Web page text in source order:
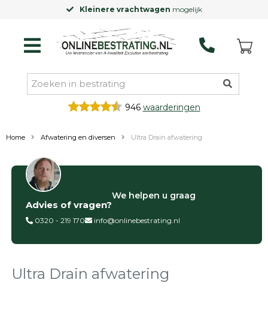
Kleinere vrachtwagen mogelijk
946 waarderingen
Home Afwatering en diversen Ultra Drain afwatering
Filter op
Categorieën
Betontegels
tegels
Natuursteen
Advies of vragen?
We helpen u graag
0320 - 219 170 info@onlinebestrating.nl
Ultra Drain afwatering